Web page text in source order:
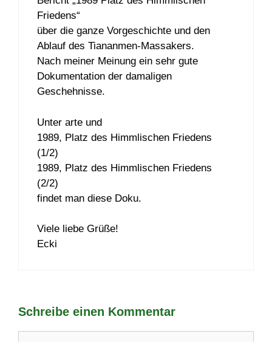
Friedens“
über die ganze Vorgeschichte und den
Ablauf des Tiananmen-Massakers.
Nach meiner Meinung ein sehr gute
Dokumentation der damaligen
Geschehnisse.
Unter arte und
1989, Platz des Himmlischen Friedens
(1/2)
1989, Platz des Himmlischen Friedens
(2/2)
findet man diese Doku.
Viele liebe Grüße!
Ecki
Schreibe einen Kommentar